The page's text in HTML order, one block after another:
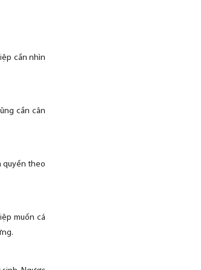
cần nhìn
cần cân
quyền theo
muốn cá